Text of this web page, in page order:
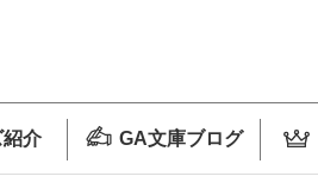
介 GA文庫ブログ